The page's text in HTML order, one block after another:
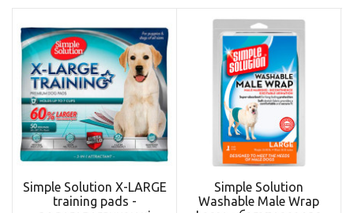
Simple Solution X-LARGE
training pads -
Simple Solution
Washable Male Wrap